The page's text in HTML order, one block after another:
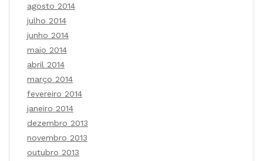
agosto 2014
julho 2014
junho 2014
maio 2014
abril 2014
março 2014
fevereiro 2014
janeiro 2014
dezembro 2013
novembro 2013
outubro 2013